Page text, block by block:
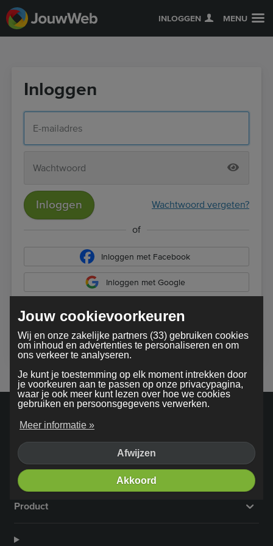
INLOGGEN MENU
Inloggen
Inloggen Wachtwoord vergeten?
of
Inloggen met Facebook
Inloggen met Google
algemene voorwaarden
Bedrijf
Product
Jouw cookievoorkeuren
Wij en onze zakelijke partners (33) gebruiken cookies
om inhoud en advertenties te personaliseren en om
ons verkeer te analyseren.
Je kunt je toestemming op elk moment intrekken door
je voorkeuren aan te passen op onze privacypagina,
waar je ook meer kunt lezen over hoe we cookies
gebruiken en persoonsgegevens verwerken.
Meer informatie »
Afwijzen
Akkoord